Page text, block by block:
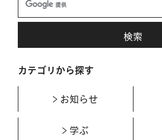
カテゴリから探す
お知らせ
学ぶ